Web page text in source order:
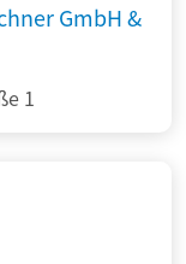
GmbH &
1